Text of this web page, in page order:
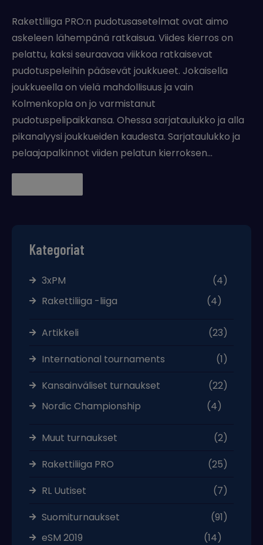
Rakettiliiga PRO:n pudotusasetelmat ovat aimo
askeleen lähempänä ratkaisua. Viides kierros on
pelattu, kaksi seuraavaa viikkoa ratkaisevat
pudotuspeleihin pääsevät joukkueet. Jokaisella
joukkueella on vielä mahdollisuus ja vain
Kolmenkopla on jo varmistanut
pudotuspelipaikkansa. Ohessa sarjataulukko ja alla
pikanalyysi joukkueiden kaudesta. Sarjataulukko ja
pelaajapalkinnot viiden pelatun kierroksen…
Kategoriat
3xPM
(4)
Rakettiliiga -liiga
(4)
Artikkeli
(23)
International tournaments
(1)
Kansainväliset turnaukset
(22)
Nordic Championship
(4)
Muut turnaukset
(2)
Rakettiliiga PRO
(25)
RL Uutiset
(7)
Suomiturnaukset
(91)
eSM 2019
(14)